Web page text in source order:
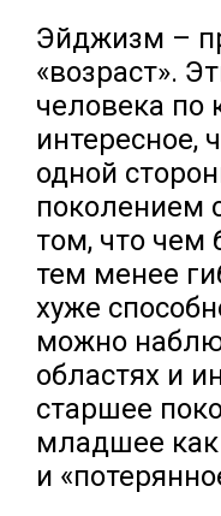
Эйджизм –
«возраст».
человека по
интересное,
одной
поколением
том, что чем
тем менее
хуже
можно
областях и
старшее
младшее как
и